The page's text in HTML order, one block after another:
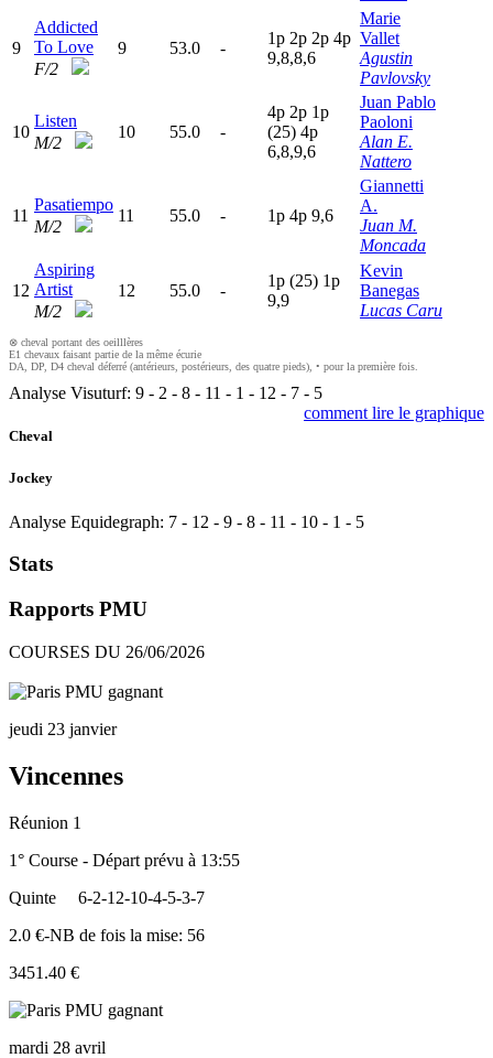
9
Addicted
To Love
F/2
9 53.0 -
1p 2p 2p 4p
9,8,8,6
Marie
Vallet
Agustin
Pavlovsky
10
Listen
M/2
10 55.0 -
4p 2p 1p
(25) 4p
6,8,9,6
Juan Pablo
Paoloni
Alan E.
Nattero
11
Pasatiempo
M/2
11 55.0 - 1p 4p 9,6
Giannetti
A.
Juan M.
Moncada
12
Aspiring
Artist
M/2
12 55.0 -
1p (25) 1p
9,9
Kevin
Banegas
Lucas Caru
⊗ cheval portant des oeilllères
E1 chevaux faisant partie de la même écurie
DA, DP, D4 cheval déferré (antérieurs, postérieurs, des quatre pieds), • pour la première fois.
Analyse Visuturf: 9 - 2 - 8 - 11 - 1 - 12 - 7 - 5
comment lire le graphique
Cheval
Jockey
Analyse Equidegraph: 7 - 12 - 9 - 8 - 11 - 10 - 1 - 5
Stats
Rapports PMU
COURSES DU 26/06/2026
jeudi 23 janvier
Vincennes
Réunion 1
1° Course - Départ prévu à 13:55
Quinte
6-2-12-10-4-5-3-7
2.0 €-NB de fois la mise: 56
3451.40 €
mardi 28 avril